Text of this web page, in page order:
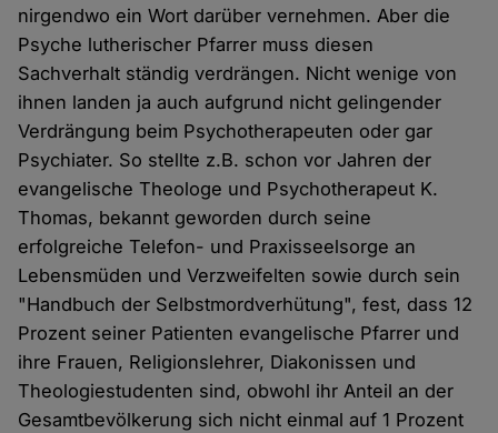
nirgendwo ein Wort darüber vernehmen. Aber die
Psyche lutherischer Pfarrer muss diesen
Sachverhalt ständig verdrängen. Nicht wenige von
ihnen landen ja auch aufgrund nicht gelingender
Verdrängung beim Psychotherapeuten oder gar
Psychiater. So stellte z.B. schon vor Jahren der
evangelische Theologe und Psychotherapeut K.
Thomas, bekannt geworden durch seine
erfolgreiche Telefon- und Praxisseelsorge an
Lebensmüden und Verzweifelten sowie durch sein
"Handbuch der Selbstmordverhütung", fest, dass 12
Prozent seiner Patienten evangelische Pfarrer und
ihre Frauen, Religionslehrer, Diakonissen und
Theologiestudenten sind, obwohl ihr Anteil an der
Gesamtbevölkerung sich nicht einmal auf 1 Prozent